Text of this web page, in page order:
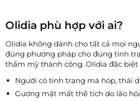
Olidia phù hợp với ai?
Olidia không dành cho tất cả mọi
đúng phương pháp cho đúng tình
thẩm mỹ thành công. Olidia đặc biệt
Người có tình trạng má hóp, thái
Gương mặt mất thể tích do lão